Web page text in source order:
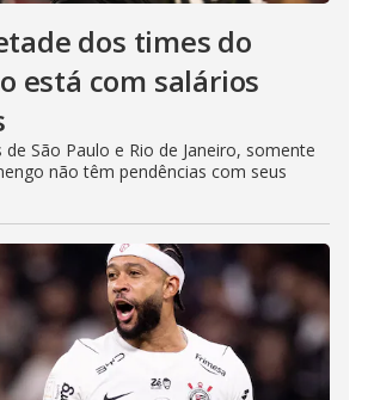
dos times do
está com salários
de São Paulo e Rio de Janeiro, somente
não têm pendências com seus